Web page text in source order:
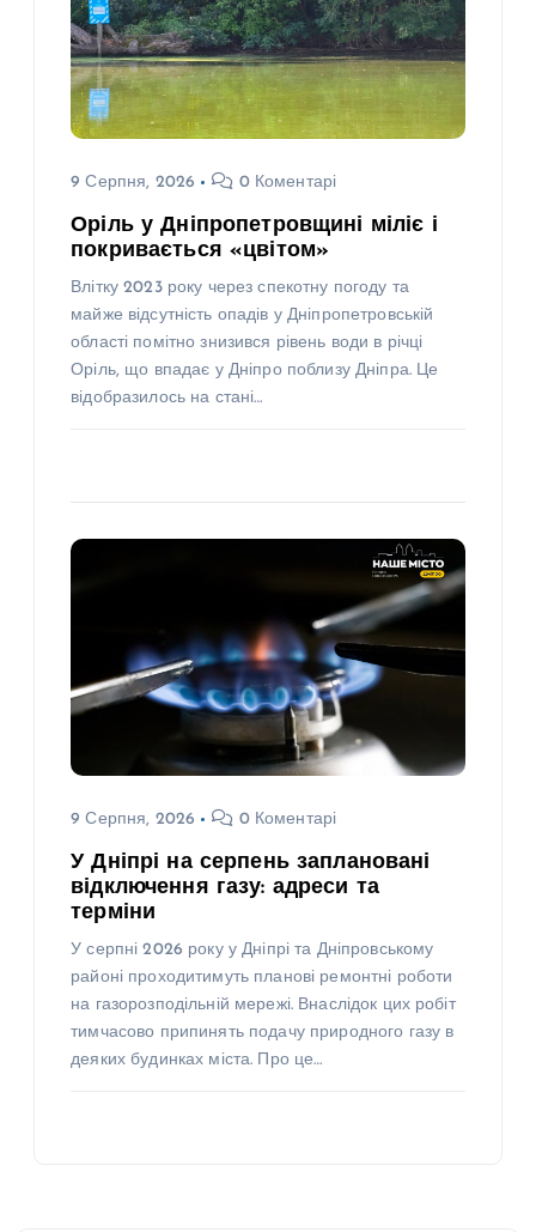
9 Серпня, 2026 0 Коментарі
Оріль у Дніпропетровщині міліє і
покривається «цвітом»
Влітку 2023 року через спекотну погоду та
майже відсутність опадів у Дніпропетровській
області помітно знизився рівень води в річці
Оріль, що впадає у Дніпро поблизу Дніпра. Це
відобразилось на стані…
9 Серпня, 2026 0 Коментарі
У Дніпрі на серпень заплановані
відключення газу: адреси та
терміни
У серпні 2026 року у Дніпрі та Дніпровському
районі проходитимуть планові ремонтні роботи
на газорозподільній мережі. Внаслідок цих робіт
тимчасово припинять подачу природного газу в
деяких будинках міста. Про це…